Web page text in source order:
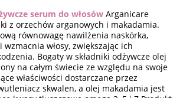
serum do włosów Arganicare
z orzechów arganowych i makadamia.
równowagę nawilżenia naskórka,
włosy, zwiększając ich
Bogaty w składniki odżywcze olej
na całym świecie ze względu na swoje
właściwości dostarczane przez
skwalen, a olej makadamia jest